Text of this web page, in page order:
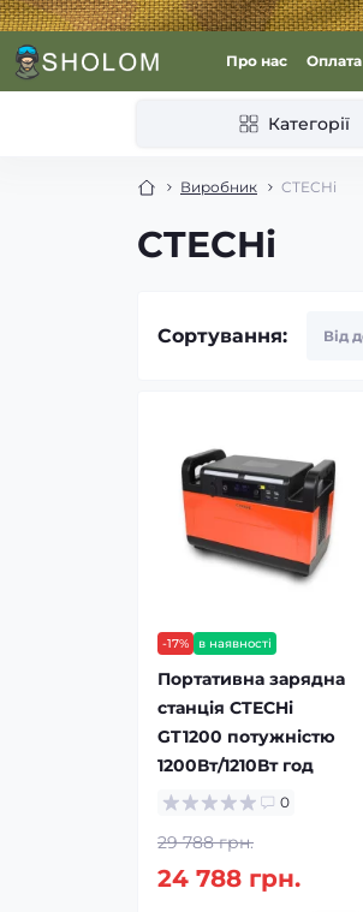
Про нас Оплата
Категорії
Виробник CTECHi
CTECHi
Сортування:
-17% в наявності
Портативна зарядна
станція CTECHi
GT1200 потужністю
1200Вт/1210Вт год
0
29 788 грн.
24 788 грн.